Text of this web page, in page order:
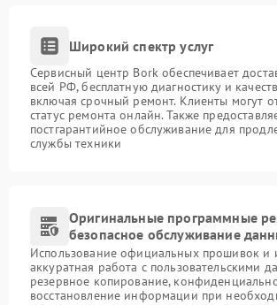
Широкий спектр услуг
Сервисный центр Bork обеспечивает
всей РФ, бесплатную диагностику и
включая срочный ремонт. Клиенты могут
статус ремонта онлайн. Также
постгарантийное обслуживание для
службы техники
Оригинальные программные
безопасное обслуживание
Использование официальных прошивок и
аккуратная работа с пользовательскими
резервное копирование,
восстановление информации при